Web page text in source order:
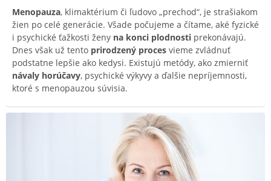
Menopauza, klimaktérium či ľudovo „prechod“, je strašiakom
žien po celé generácie. Všade počujeme a čítame, aké fyzické
i psychické ťažkosti ženy na konci plodnosti prekonávajú.
Dnes však už tento prirodzený proces vieme zvládnuť
podstatne lepšie ako kedysi. Existujú metódy, ako zmierniť
návaly horúčavy, psychické výkyvy a ďalšie nepríjemnosti,
ktoré s menopauzou súvisia.